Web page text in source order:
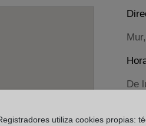
De
utiliza cookies propias: